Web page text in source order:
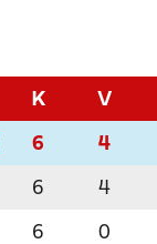
K V
6 4
6 4
6 0